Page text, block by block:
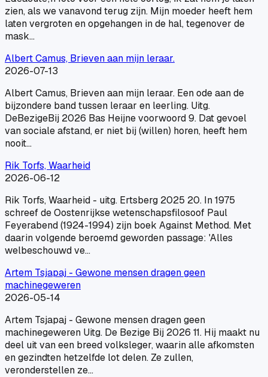
zien, als we vanavond terug zijn. Mijn moeder heeft hem
laten vergroten en opgehangen in de hal, tegenover de
mask…
Albert Camus, Brieven aan mijn leraar.
2026-07-13
Albert Camus, Brieven aan mijn leraar. Een ode aan de
bijzondere band tussen leraar en leerling. Uitg.
DeBezigeBij 2026 Bas Heijne voorwoord 9. Dat gevoel
van sociale afstand, er niet bij (willen) horen, heeft hem
nooit…
Rik Torfs, Waarheid
2026-06-12
Rik Torfs, Waarheid - uitg. Ertsberg 2025 20. In 1975
schreef de Oostenrijkse wetenschapsfilosoof Paul
Feyerabend (1924-1994) zijn boek Against Method. Met
daarin volgende beroemd geworden passage: 'Alles
welbeschouwd ve…
Artem Tsjapaj - Gewone mensen dragen geen
machinegeweren
2026-05-14
Artem Tsjapaj - Gewone mensen dragen geen
machinegeweren Uitg. De Bezige Bij 2026 11. Hij maakt nu
deel uit van een breed volksleger, waarin alle afkomsten
en gezindten hetzelfde lot delen. Ze zullen,
veronderstellen ze…